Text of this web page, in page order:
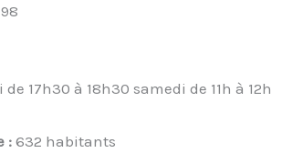
17h30 à 18h30 samedi de 11h à 12h
:632 habitants